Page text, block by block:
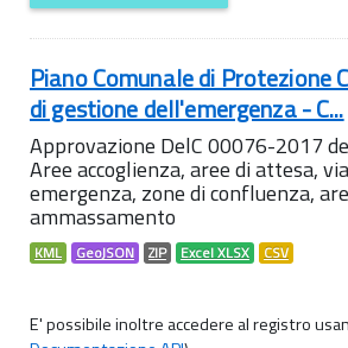
Piano Comunale di Protezione
di gestione dell'emergenza - C...
Approvazione DelC 00076-2017
Aree accoglienza, aree di attesa,
emergenza, zone di confluenza,
ammassamento
KML GeoJSON ZIP Excel XLSX CSV
E' possibile inoltre accedere al registro